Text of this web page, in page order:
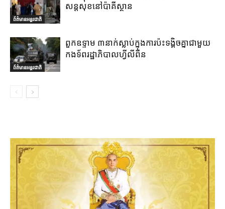
ព័ត៌មានអន្តរជាតិ
សន្តសុខនៅប៉ាគីស្ថាន
ព័ត៌មានអន្តរជាតិ
ពួកឧទ្ទាម ៣នាក់ស្លាប់ក្នុងការប៉ះទង្គិចគ្នាជាមួយ
កងទ័ពរដ្ឋាភិបាលហ្វីលីពីន